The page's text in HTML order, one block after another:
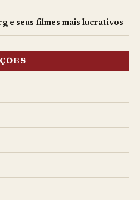
e seus filmes mais lucrativos